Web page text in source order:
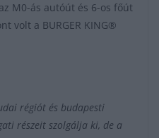
M0-ás autóút és 6-os főút
volt a BURGER KING®
régiót és budapesti
részeit szolgálja ki, de a